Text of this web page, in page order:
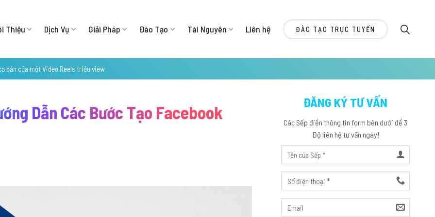
Thiệu Dịch Vụ Giải Pháp Đào Tạo Tài Nguyên Liên hệ ĐÀO TẠO TRỰC TUYẾN
bản của một Video Reels triệu view
Dẫn Các Bước Tạo Facebook
ĐĂNG KÝ TƯ VẤN
Các Sếp điền thông tin form bên dưới để 3
Độ liên hệ tư vấn ngay!